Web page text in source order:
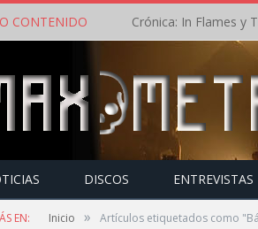
CONTENIDO
DISCOS ENTREVISTAS
EN: Inicio » Artículos etiquetados como